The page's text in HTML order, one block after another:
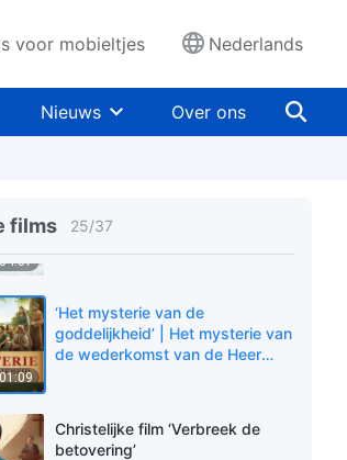
voor mobieltjes Nederlands
Nieuws Over ons
films 25/37
in God’ | Wat is waar geloof in
God?
‘Het mysterie van de
goddelijkheid’ | Het mysterie van
de wederkomst van de Heer
Christelijke film ‘Verbreek de
betovering’